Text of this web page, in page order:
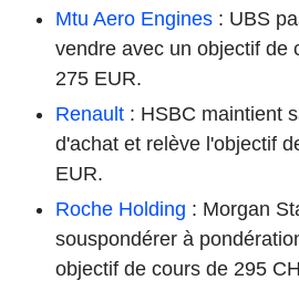
Mtu Aero Engines : UBS
vendre avec un objectif de
275 EUR.
Renault : HSBC maintient
d'achat et relève l'objectif
EUR.
Roche Holding : Morgan
souspondérer à
objectif de cours de 295